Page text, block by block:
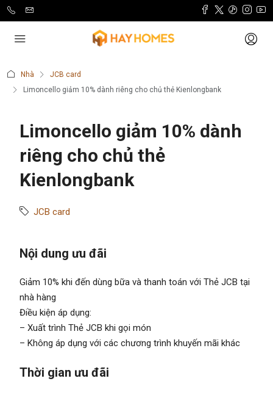
Nhà
JCB card
Limoncello giảm 10% dành riêng cho chủ thẻ Kienlongbank
Limoncello giảm 10% dành
riêng cho chủ thẻ
Kienlongbank
JCB card
Nội dung ưu đãi
Giảm 10% khi đến dùng bữa và thanh toán với Thẻ JCB tại
nhà hàng
Điều kiện áp dụng:
– Xuất trình Thẻ JCB khi gọi món
– Không áp dụng với các chương trình khuyến mãi khác
Thời gian ưu đãi